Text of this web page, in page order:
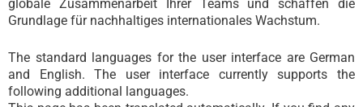
globale Zusammenarbeit Ihrer Teams und schaffen die
Grundlage für nachhaltiges internationales Wachstum.
The standard languages for the user interface are German
and English. The user interface currently supports the
following additional languages.